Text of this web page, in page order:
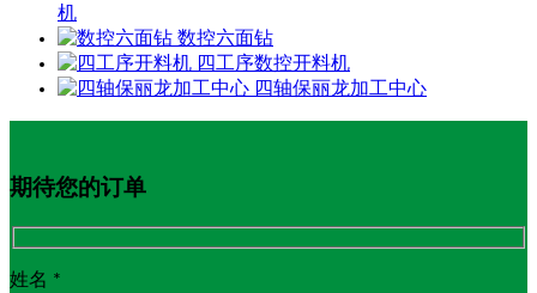
机
数控六面钻
四工序数控开料机
四轴保丽龙加工中心
期待您的订单
姓名 *